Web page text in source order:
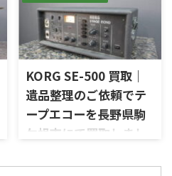
ワーメーター、ガラスフロント
パネル、Autoformer、Power
Guard、Sentry Monitorなどを
備えたモデルです。査定では、
を出張買取させていただきま
した。今回のお品物は、
McIntoshらしいガラスパネル
デザインとリモート操作機能
を備えた2chソリッドステート
式のコントロールアンプで、左
右チャンネルの音出し、入力
切替、ボリューム、トーンコン
トロール、MMフォノ入力、バ
KORG SE-500 買取｜
遺品整理のご依頼でテ
ープエコーを長野県駒
ケ根市にて買取しまし